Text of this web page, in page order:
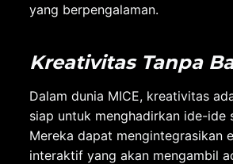
yang berpengalaman.
Kreativitas Tanpa
Dalam dunia MICE, kreativitas
siap untuk menghadirkan ide-ide
Mereka dapat mengintegrasikan
interaktif yang akan mengambil